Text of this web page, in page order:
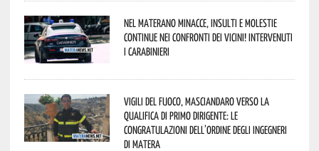
Nel materano minacce, insulti e molestie
continue nei confronti dei vicini! Intervenuti
i Carabinieri
Vigili del Fuoco, Masciandaro verso la
qualifica di Primo Dirigente: le
congratulazioni dell’Ordine degli Ingegneri
di Matera